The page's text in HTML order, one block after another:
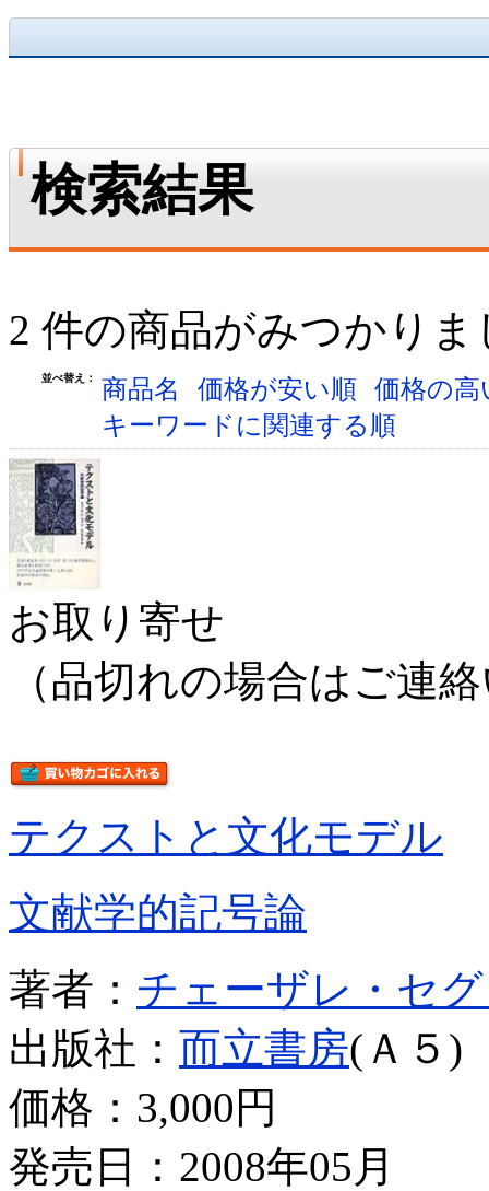
検索結果
2 件の商品がみつかりま
並べ替え： 商品名 価格が安い順 価格の
キーワードに関連する順
お取り寄せ
（品切れの場合はご連
テクストと文化モデル
文献学的記号論
著者： チェーザレ・セ
出版社： 而立書房(Ａ５)
価格： 3,000円
発売日：2008年05月